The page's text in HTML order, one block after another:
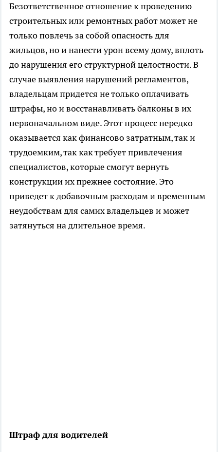
Безответственное отношение к проведению
строительных или ремонтных работ может не
только повлечь за собой опасность для
жильцов, но и нанести урон всему дому, вплоть
до нарушения его структурной целостности. В
случае выявления нарушений регламентов,
владельцам придется не только оплачивать
штрафы, но и восстанавливать балконы в их
первоначальном виде. Этот процесс нередко
оказывается как финансово затратным, так и
трудоемким, так как требует привлечения
специалистов, которые смогут вернуть
конструкции их прежнее состояние. Это
приведет к добавочным расходам и временным
неудобствам для самих владельцев и может
затянуться на длительное время.
Штраф для водителей